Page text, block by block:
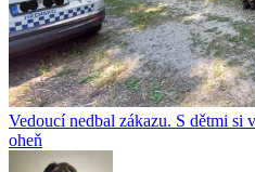
Vedoucí nedbal zákazu. S dětmi si
oheň